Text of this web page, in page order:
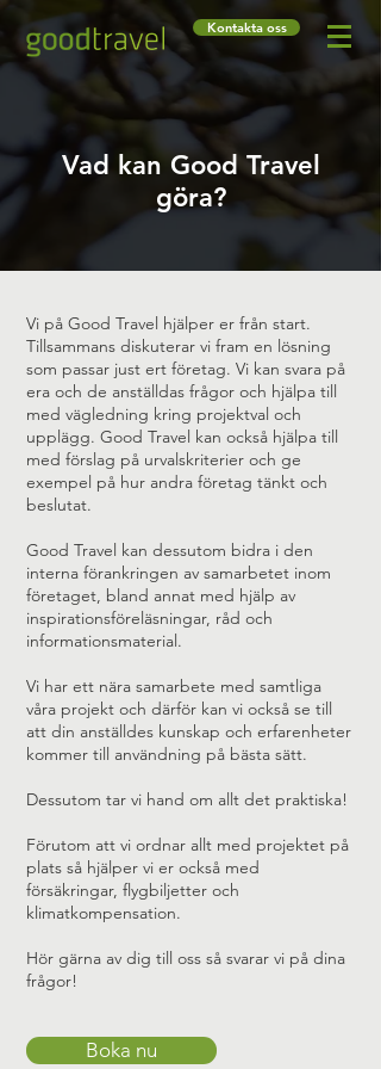
Kontakta oss
Vad kan Good Travel
göra?
Vi på Good Travel hjälper er från start.
Tillsammans diskuterar vi fram en lösning
som passar just ert företag. Vi kan svara på
era och de anställdas frågor och hjälpa till
med vägledning kring projektval och
upplägg. Good Travel kan också hjälpa till
med förslag på urvalskriterier och ge
exempel på hur andra företag tänkt och
beslutat.
Good Travel kan dessutom bidra i den
interna förankringen av samarbetet inom
företaget, bland annat med hjälp av
inspirationsföreläsningar, råd och
informationsmaterial.
Vi har ett nära samarbete med samtliga
våra projekt och därför kan vi också se till
att din anställdes kunskap och erfarenheter
kommer till användning på bästa sätt.
Dessutom tar vi hand om allt det praktiska!
Förutom att vi ordnar allt med projektet på
plats så hjälper vi er också med
försäkringar, flygbiljetter och
klimatkompensation.
Hör gärna av dig till oss så svarar vi på dina
frågor!
Boka nu